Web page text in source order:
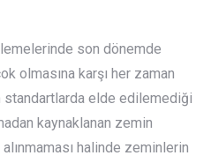
son dönemde
olmasına karşı her zaman
standartlarda elde edilemediği
kaynaklanan zemin
halinde zeminlerin